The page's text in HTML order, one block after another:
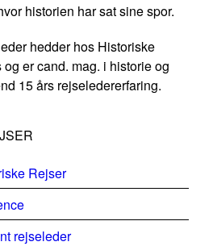
historien har sat sine spor.
hedder hos Historiske
er cand. mag. i historie og
15 års rejseledererfaring.
Rejser
rejseleder